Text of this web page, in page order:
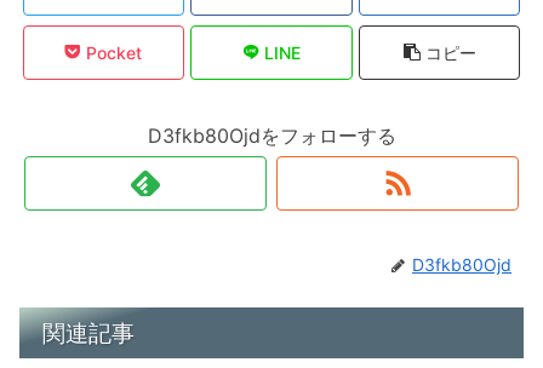
Pocket LINE コピー
D3fkb80Ojdをフォローする
D3fkb80Ojd
関連記事